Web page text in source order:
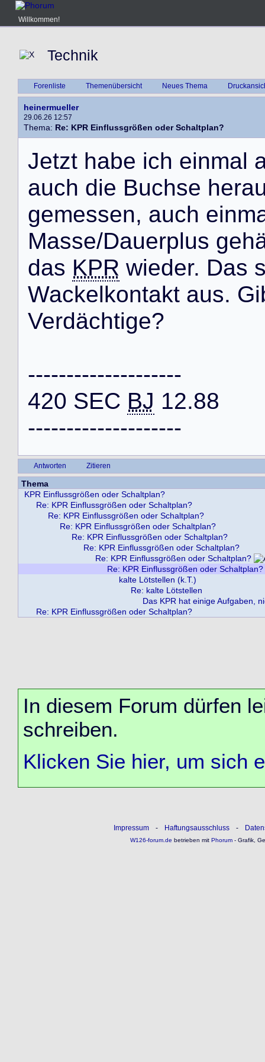
Willkommen!
Technik
Forenliste Themenübersicht Neues Thema
heinermueller
29.06.26 12:57
Thema: Re: KPR Einflussgrößen oder Schaltplan?
Jetzt habe ich einmal
auch die Buchse hera
gemessen, auch einm
Masse/Dauerplus geh
das KPR wieder. Das
Wackelkontakt aus. Gi
Verdächtige?
--------------------
420 SEC BJ 12.88
--------------------
Antworten Zitieren
Thema
KPR Einflussgrößen oder Schaltplan?
Re: KPR Einflussgrößen oder Schaltplan?
Re: KPR Einflussgrößen oder Schaltplan?
Re: KPR Einflussgrößen oder Schaltplan?
Re: KPR Einflussgrößen oder Schaltplan?
Re: KPR Einflussgrößen oder Schaltplan?
Re: KPR Einflussgrößen oder Schaltplan?
Re: KPR Einflussgrößen oder Schaltplan?
kalte Lötstellen (k.T.)
Re: kalte Lötstellen
Das KPR hat einige Aufgaben,
Re: KPR Einflussgrößen oder Schaltplan?
In diesem Forum dürfen
schreiben.
Klicken Sie hier, um sich
Impressum - Haftungsausschluss -
W126-forum.de betrieben mitPhorum- Grafik,